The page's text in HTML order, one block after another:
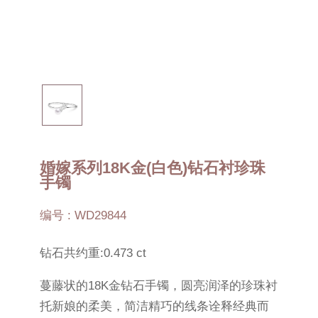
婚嫁系列18K金(白色)钻石衬珍珠
手镯
编号 : WD29844
钻石共约重:0.473 ct
蔓藤状的18K金钻石手镯，圆亮润泽的珍珠衬
托新娘的柔美，简洁精巧的线条诠释经典而